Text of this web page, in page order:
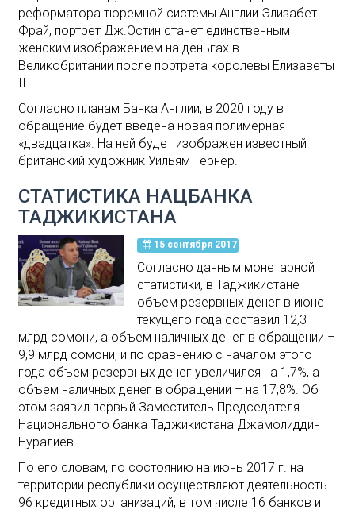
реформатора тюремной системы Англии Элизабет
Фрай, портрет Дж.Остин станет единственным
женским изображением на деньгах в
Великобритании после портрета королевы Елизаветы
II.
Согласно планам Банка Англии, в 2020 году в
обращение будет введена новая полимерная
«двадцатка». На ней будет изображен известный
британский художник Уильям Тернер.
СТАТИСТИКА НАЦБАНКА
ТАДЖИКИСТАНА
15 сентября 2017
Согласно данным монетарной
статистики, в Таджикистане
объем резервных денег в июне
текущего года составил 12,3
млрд сомони, а объем наличных денег в обращении –
9,9 млрд сомони, и по сравнению с началом этого
года объем резервных денег увеличился на 1,7%, а
объем наличных денег в обращении – на 17,8%. Об
этом заявил первый Заместитель Председателя
Национального банка Таджикистана Джамолиддин
Нуралиев.
По его словам, по состоянию на июнь 2017 г. на
территории республики осуществляют деятельность
96 кредитных организаций, в том числе 16 банков и